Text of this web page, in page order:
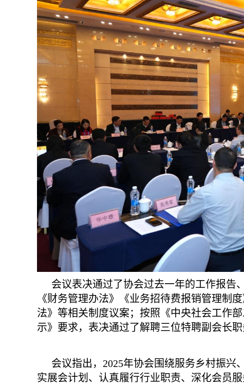
会议表决通过了协会过去一年的工作报告
《财务管理办法》《业务招待费报销管理制
法》等相关制度议案；按照《中央社会工作
示》要求，表决通过了解聘三位特聘副会长
会议指出，2025年协会围绕服务乡村振
实展会计划、认真履行行业职责、深化会员